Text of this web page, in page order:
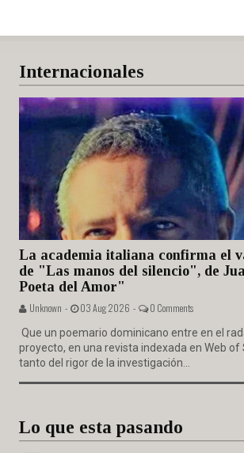
Internacionales
La academia italiana confirma el
de "Las manos del silencio", de
Poeta del Amor"
Unknown - 03 Aug 2026 - 0 Comments
Que un poemario dominicano entre en el
proyecto, en una revista indexada en Web of
tanto del rigor de la investigación...
Lo que esta pasando